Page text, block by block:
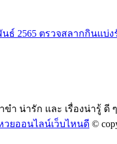
2565 ตรวจสลากกินแบ่
ำ น่ารัก และ เรื่องน่ารู้ ดี
วยออนไลน์เว็บไหนดี ©